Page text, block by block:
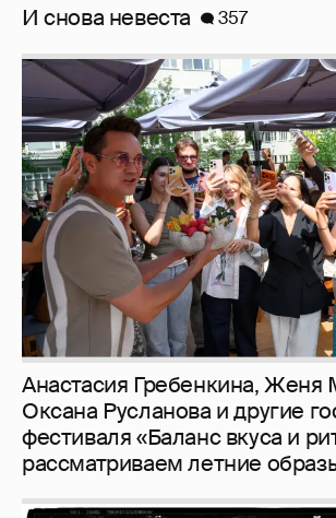
Анастасия Гребенкина, Женя
Оксана Русланова и другие
фестиваля «Баланс вкуса и
рассматриваем летние